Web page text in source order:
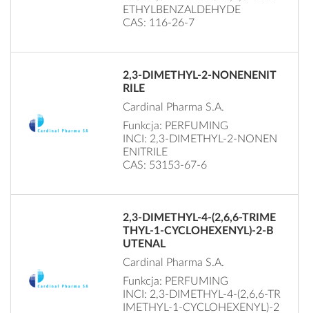
ETHYLBENZALDEHYDE
CAS: 116-26-7
2,3-DIMETHYL-2-NONENENIT
RILE
Cardinal Pharma S.A.
Funkcja: PERFUMING
INCI: 2,3-DIMETHYL-2-NONEN
ENITRILE
CAS: 53153-67-6
2,3-DIMETHYL-4-(2,6,6-TRIME
THYL-1-CYCLOHEXENYL)-2-B
UTENAL
Cardinal Pharma S.A.
Funkcja: PERFUMING
INCI: 2,3-DIMETHYL-4-(2,6,6-TR
IMETHYL-1-CYCLOHEXENYL)-2